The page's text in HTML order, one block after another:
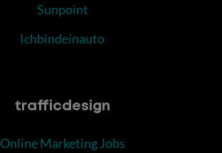
Sunpoint
Ichbindeinauto
trafficdesign
Online Marketing Jobs